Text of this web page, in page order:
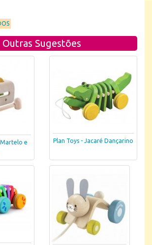
Outras Sugestões
e
Plan Toys - Jacaré Dançarino